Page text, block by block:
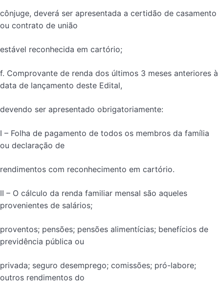
cônjuge, deverá ser apresentada a certidão de casamento
ou contrato de união
estável reconhecida em cartório;
f. Comprovante de renda dos últimos 3 meses anteriores à
data de lançamento deste Edital,
devendo ser apresentado obrigatoriamente:
I – Folha de pagamento de todos os membros da família
ou declaração de
rendimentos com reconhecimento em cartório.
II – O cálculo da renda familiar mensal são aqueles
provenientes de salários;
proventos; pensões; pensões alimentícias; benefícios de
previdência pública ou
privada; seguro desemprego; comissões; pró-labore;
outros rendimentos do